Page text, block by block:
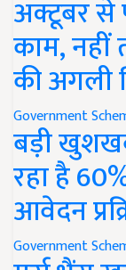
अक्टूबर से
काम, नहीं
की अगली
Government
बड़ी
रहा है
आवेदन
Government